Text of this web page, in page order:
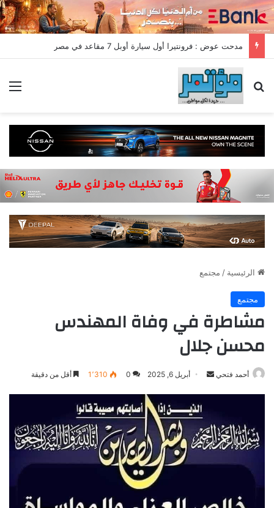
مدحت عوض : فرونتيرا أول سيارة أوبل 7 مقاعد في مصر
بحث عن
الرئيسية / مجتمع
مجتمع
مشاطرة في وفاة المهندس
محسن جلال
أحمد فتحي
أرسل
إلكترونيا
أبريل 6, 2025 0 1٬310 أقل من دقيقة